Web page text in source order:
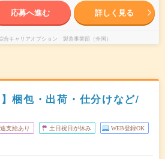
応募へ進む 詳しく見る
合キャリアオプション 製造事業部（全国）
】梱包・出荷・仕分けなど/
支給あり 土日祝日が休み WEB登録OK